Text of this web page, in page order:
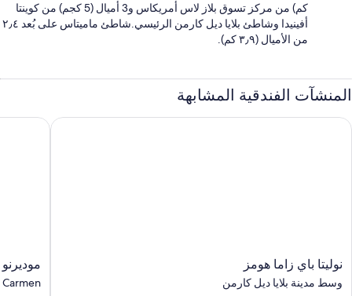
كم) من مركز تسوق بلاز لاس أمريكاس و3 أميال (5 كجم) من كوينتا
أفينيدا وشاطئ بلايا ديل كارمن الرئيسي.شاطئ ماميتاس على بُعد ٢٫٤
من الأميال (٣٫٩ كم).
المنشآت الفندقية المشابهة
نوليتا
باي
زاما
نوليتا باي زاما هومز
وسط مدينة بلايا ديل كارمن
نوليتا باي زاما هومز
موديرنو
موديرنو
Carmen
موديرنو